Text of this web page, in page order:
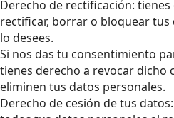
Derecho de rectificación:
rectificar, borrar o bloquear tus
lo desees.
Si nos das tu consentimiento
tienes derecho a revocar dicho
eliminen tus datos personales.
Derecho de cesión de tus